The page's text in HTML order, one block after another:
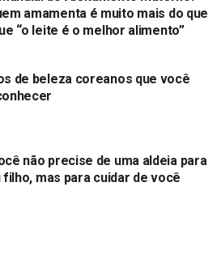
amamenta é muito mais do que
“o leite é o melhor alimento”
de beleza coreanos que você
não precise de uma aldeia para
mas para cuidar de você